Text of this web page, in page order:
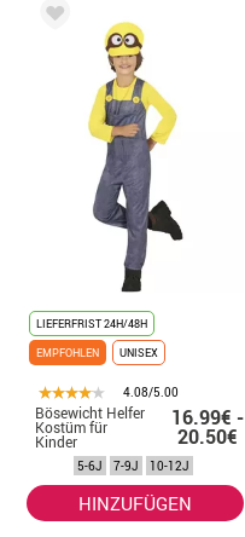
LIEFERFRIST 24H/48H
EMPFOHLEN
UNISEX
4.08/5.00
Bösewicht Helfer
Kostüm für
Kinder
16.99€ -
20.50€
5-6J 7-9J 10-12J
HINZUFÜGEN